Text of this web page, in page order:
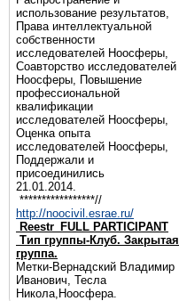
использование результатов,
Права интеллектуальной
собственности
исследователей Ноосферы,
Соавторство исследователей
Ноосферы, Повышение
профессиональной
квалификации
исследователей Ноосферы,
Оценка опыта
исследователей Ноосферы,
Поддержали и
присоединились
21.01.2014.
*****************//
http://noocivil.esrae.ru/
Reestr_FULL PARTICIPANT
Тип группы-Клуб. Закрытая
группа.
Метки-Вернадский Владимир
Иванович, Тесла
Никола,Ноосфера.